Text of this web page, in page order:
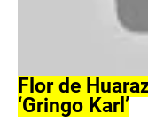
Flor de
‘Gringo Karl’